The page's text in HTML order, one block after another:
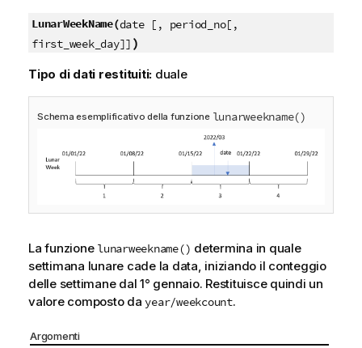
LunarWeekName(date [, period_no[,
first_week_day]] )
Tipo di dati restituiti: duale
Schema esemplificativo della funzione lunarweekname()
La funzione lunarweekname() determina in quale
settimana lunare cade la data, iniziando il conteggio
delle settimane dal 1° gennaio. Restituisce quindi un
valore composto dayear/weekcount.
Argomenti